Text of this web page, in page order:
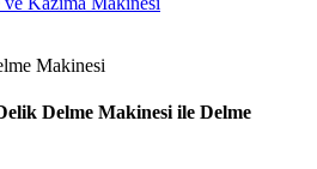
Makinesi
Delme Makinesi ile Delme